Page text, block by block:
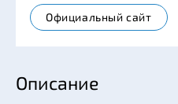
Официальный сайт
Описание